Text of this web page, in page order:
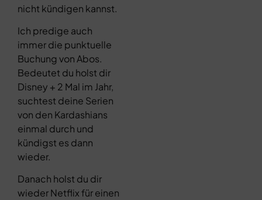
nicht kündigen kannst.
Ich predige auch
immer die punktuelle
Buchung von Abos.
Bedeutet du holst dir
Disney + 2 Mal im Jahr,
suchtest deine Serien
von den Kardashians
einmal durch und
kündigst es dann
wieder.
Danach holst du dir
wieder Netflix für einen